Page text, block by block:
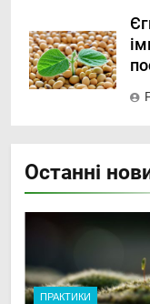
Останні
ПРАКТИКИ